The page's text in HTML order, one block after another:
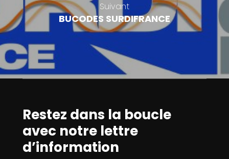
Suivant
BUCODES SURDIFRANCE
Restez dans la boucle
avec notre lettre
d’information